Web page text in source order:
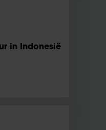
in Indonesië